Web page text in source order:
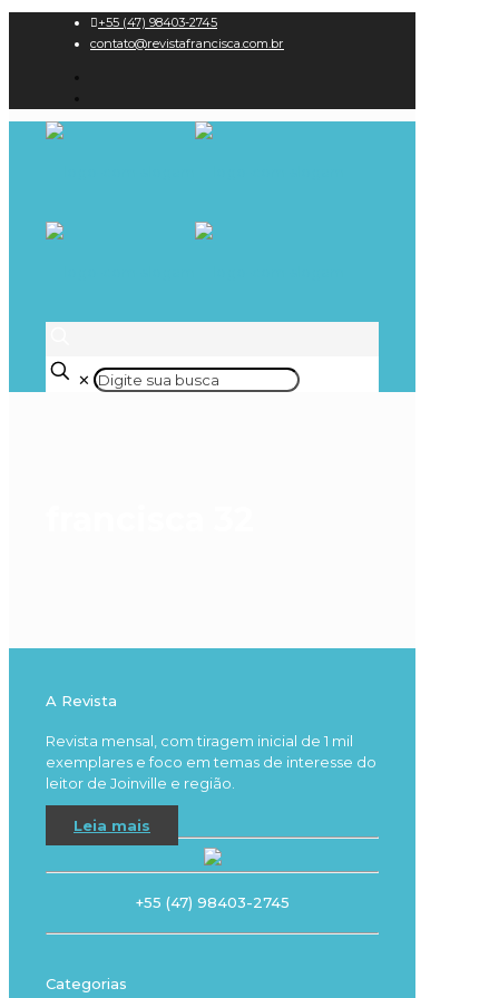
+55 (47) 98403-2745
contato@revistafrancisca.com.br
✕
A Revista
Revista mensal, com tiragem inicial de 1 mil
exemplares e foco em temas de interesse do
leitor de Joinville e região.
Leia mais
+55 (47) 98403-2745
Categorias